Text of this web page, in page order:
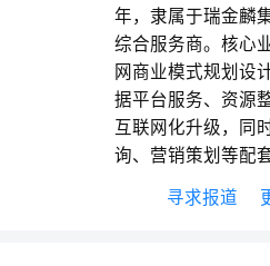
年，隶属于瑞金麟
综合服务商。核心
网商业模式规划设
据平台服务、资源
互联网化升级，同
询、营销策划等配
寻求报道